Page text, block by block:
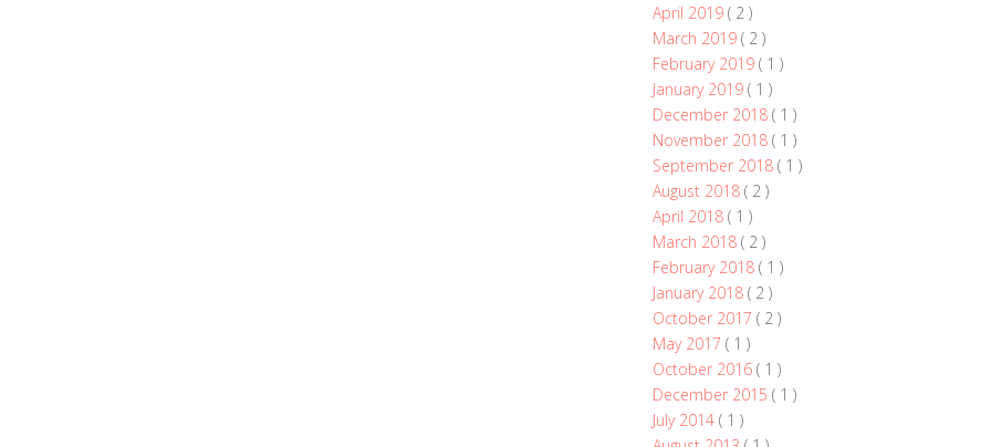
April 2019 ( 2 )
March 2019 ( 2 )
February 2019 ( 1 )
January 2019 ( 1 )
December 2018 ( 1 )
November 2018 ( 1 )
September 2018 ( 1 )
August 2018 ( 2 )
April 2018 ( 1 )
March 2018 ( 2 )
February 2018 ( 1 )
January 2018 ( 2 )
October 2017 ( 2 )
May 2017 ( 1 )
October 2016 ( 1 )
December 2015 ( 1 )
July 2014 ( 1 )